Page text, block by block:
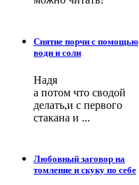
Снятие порчи с помощью
води и соли
Надя
а потом что сводой
делать,и с первого
стакана и ...
Любовный заговор на
томление и скуку по себе